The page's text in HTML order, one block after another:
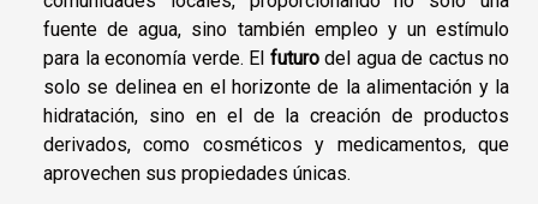
fuente de agua, sino también empleo y un estímulo
para la economía verde. El futurodel agua de cactus no
solo se delinea en el horizonte de la alimentación y la
hidratación, sino en el de la creación de productos
derivados, como cosméticos y medicamentos, que
aprovechen sus propiedades únicas.